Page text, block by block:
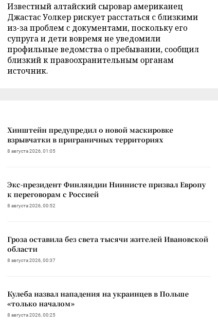
Известный алтайский сыровар американец
Джастас Уолкер рискует расстаться с близкими
из-за проблем с документами, поскольку его
супруга и дети вовремя не уведомили
профильные ведомства о пребывании, сообщил
близкий к правоохранительным органам
источник.
Хинштейн предупредил о новой маскировке
взрывчатки в приграничных территориях
8 августа 2026, 01:05
Экс-президент Финляндии Ниинисте призвал Европу
к переговорам с Россией
8 августа 2026, 00:52
Гроза оставила без света тысячи жителей Ивановской
области
8 августа 2026, 00:37
Кулеба назвал нападения на украинцев в Польше
«только началом»
8 августа 2026, 00:25